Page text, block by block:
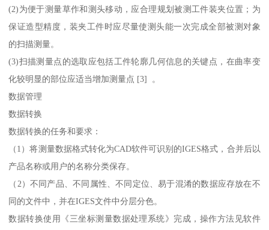
(2)为便于测量草作和测头移动，应合理规划被测工件装夹位置；为
保证造型精度，装夹工件时应尽量使测头能一次完成全部被测对象
的扫描测量。
(3)扫描测量点的选取应包括工件轮廓几何信息的关键点，在曲率变
化较明显的部位应适当增加测量点 [3] 。
数据管理
数据转换
数据转换的任务和要求：
（1）将测量数据格式转化为CAD软件可识别的IGES格式，合并后以
产品名称或用户的名称分类保存。
（2）不同产品、不同属性、不同定位、易于混淆的数据应存放在不
同的文件中，并在IGES文件中分层分色。
数据转换使用《三坐标测量数据处理系统》完成，操作方法见软件